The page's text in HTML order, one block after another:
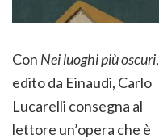
Con Nei luoghi più oscuri,
edito da Einaudi, Carlo
Lucarelli consegna al
lettore un’opera che è